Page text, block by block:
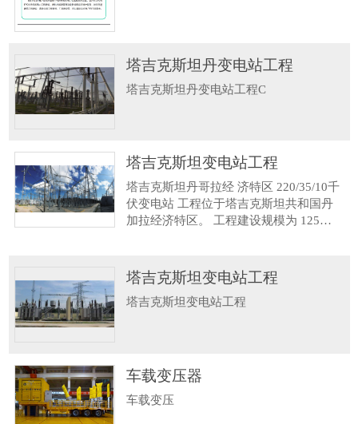
塔吉克斯坦丹变电站工程
塔吉克斯坦丹变电站工程C
塔吉克斯坦变电站工程
塔吉克斯坦丹哥拉经 济特区 220/35/10千
伏变电站 工程位于塔吉克斯坦共和国丹
加拉经济特区。 工程建设规模为 125
塔吉克斯坦变电站工程
塔吉克斯坦变电站工程
车载变压器
车载变压